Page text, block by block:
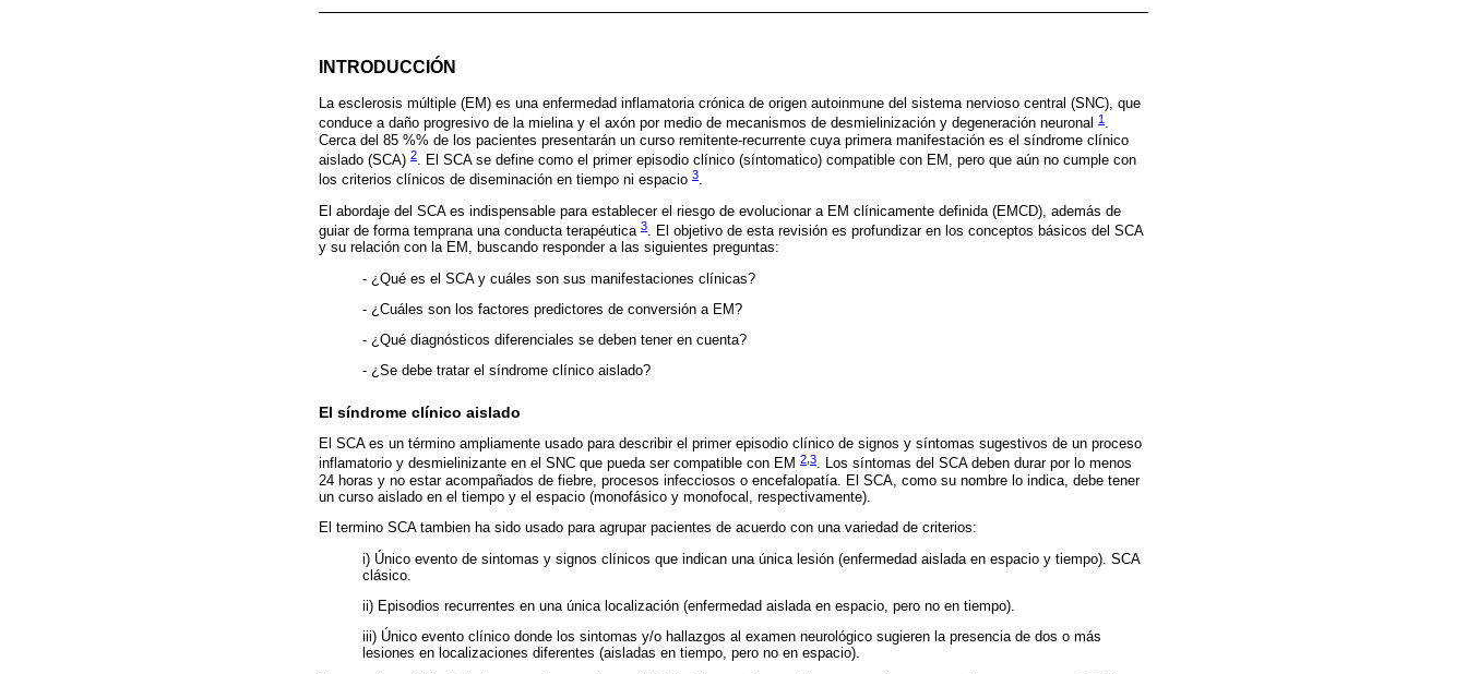
INTRODUCCIÓN
La esclerosis múltiple (EM) es una enfermedad inflamatoria crónica de origen autoinmune del sistema nervioso central (SNC), que
conduce a daño progresivo de la mielina y el axón por medio de mecanismos de desmielinización y degeneración neuronal 1 .
Cerca del 85 %% de los pacientes presentarán un curso remitente-recurrente cuya primera manifestación es el síndrome clínico
aislado (SCA) 2. El SCA se define como el primer episodio clínico (síntomatico) compatible con EM, pero que aún no cumple con
los criterios clínicos de diseminación en tiempo ni espacio 3.
El abordaje del SCA es indispensable para establecer el riesgo de evolucionar a EM clínicamente definida (EMCD), además de
guiar de forma temprana una conducta terapéutica 3
. El objetivo de esta revisión es profundizar en los conceptos básicos del SCA
y su relación con la EM, buscando responder a las siguientes preguntas:
- ¿Qué es el SCA y cuáles son sus manifestaciones clínicas?
- ¿Cuáles son los factores predictores de conversión a EM?
- ¿Qué diagnósticos diferenciales se deben tener en cuenta?
- ¿Se debe tratar el síndrome clínico aislado?
El síndrome clínico aislado
El SCA es un término ampliamente usado para describir el primer episodio clínico de signos y síntomas sugestivos de un proceso
inflamatorio y desmielinizante en el SNC que pueda ser compatible con EM 2 3. Los síntomas del SCA deben durar por lo menos
24 horas y no estar acompañados de fiebre, procesos infecciosos o encefalopatía. El SCA, como su nombre lo indica, debe tener
un curso aislado en el tiempo y el espacio (monofásico y monofocal, respectivamente).
El termino SCA tambien ha sido usado para agrupar pacientes de acuerdo con una variedad de criterios:
i) Único evento de sintomas y signos clínicos que indican una única lesión (enfermedad aislada en espacio y tiempo). SCA
clásico.
ii) Episodios recurrentes en una única localización (enfermedad aislada en espacio, pero no en tiempo).
iii) Único evento clínico donde los sintomas y/o hallazgos al examen neurológico sugieren la presencia de dos o más
lesiones en localizaciones diferentes (aisladas en tiempo, pero no en espacio).